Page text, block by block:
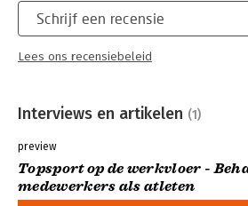
Schrijf een recensie
Lees ons recensiebeleid
Interviews en artikelen (1)
preview
Topsport op de werkvloer -
medewerkers als atleten